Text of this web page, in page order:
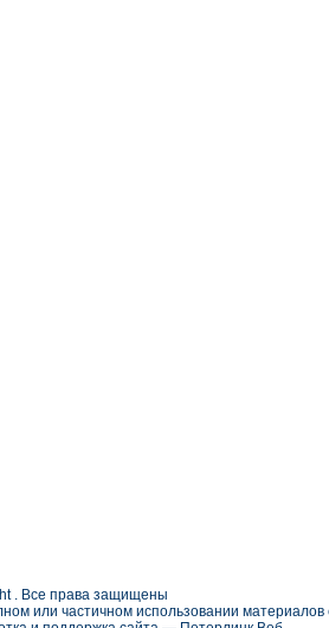
. Все права защищены
или частичном использовании